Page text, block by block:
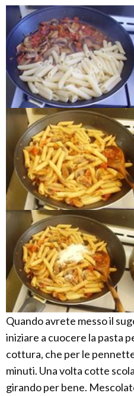
Quando avrete messo il
iniziare a cuocere la pasta
cottura, che per le
minuti. Una volta cotte
girando per bene.